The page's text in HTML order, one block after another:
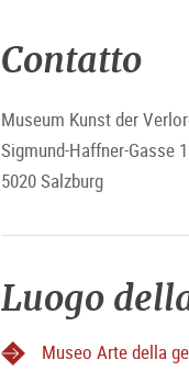
Contatto
Museum Kunst der
Sigmund-Haffner-Gasse
5020 Salzburg
Luogo
Museo Arte della